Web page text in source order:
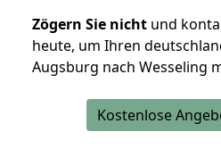
Zögern Sie nicht und
heute, um Ihren
Augsburg nach Wesseling
Kostenlose